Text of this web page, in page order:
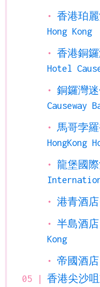
香港珀
Hong Kong
香港銅
Hotel
銅鑼灣
Causeway
馬哥孛
HongKong
龍堡國
港青酒
半島酒
Kong
帝國酒
香港尖沙